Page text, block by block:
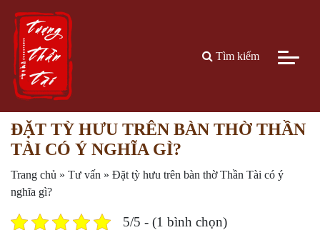
Tìm kiếm
ĐẶT TỲ HƯU TRÊN BÀN THỜ THẦN
TÀI CÓ Ý NGHĨA GÌ?
Trang chủ » Tư vấn » Đặt tỳ hưu trên bàn thờ Thần Tài có ý
nghĩa gì?
5/5 - (1 bình chọn)